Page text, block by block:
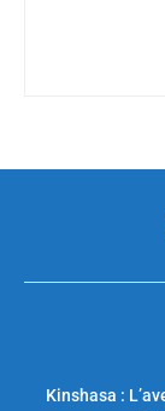
Kinshasa :